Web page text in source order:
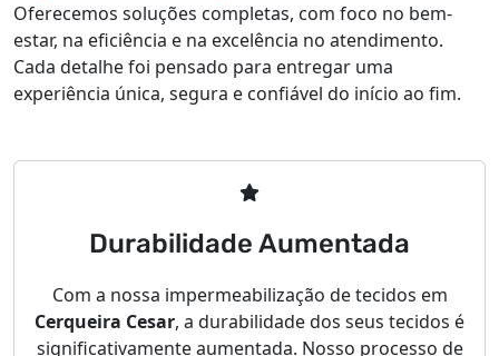
Oferecemos soluções completas, com foco no bem-
estar, na eficiência e na excelência no atendimento.
Cada detalhe foi pensado para entregar uma
experiência única, segura e confiável do início ao fim.
Durabilidade Aumentada
Com a nossa impermeabilização de tecidos em
Cerqueira Cesar, a durabilidade dos seus tecidos é
significativamente aumentada. Nosso processo de